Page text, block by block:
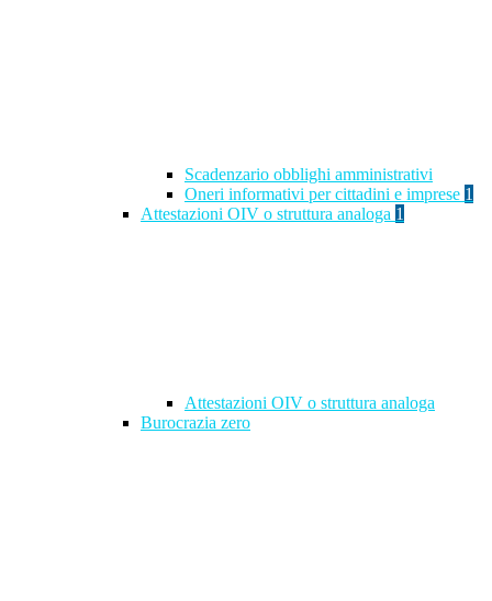
Scadenzario obblighi amministrativi
Oneri informativi per cittadini e imprese 1
Attestazioni OIV o struttura analoga 1
Attestazioni OIV o struttura analoga
Burocrazia zero